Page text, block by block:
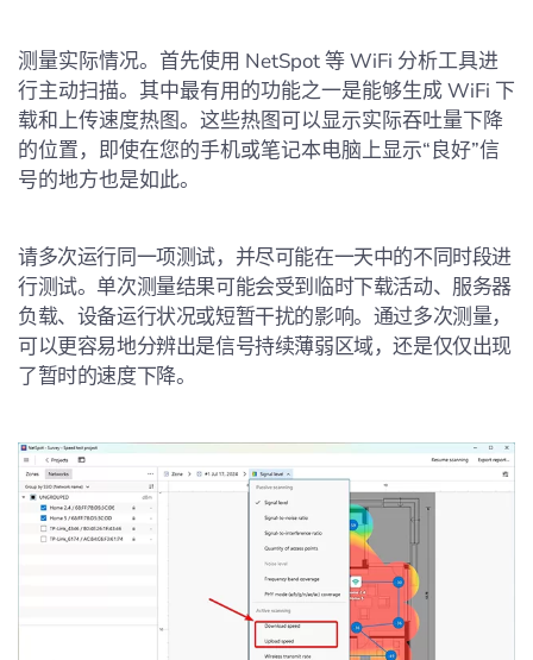
测量实际情况。首先使用 NetSpot 等 WiFi 分析工具进
行主动扫描。其中最有用的功能之一是能够生成 WiFi 下
载和上传速度热图。这些热图可以显示实际吞吐量下降
的位置，即使在您的手机或笔记本电脑上显示“良好”信
号的地方也是如此。
请多次运行同一项测试，并尽可能在一天中的不同时段进
行测试。单次测量结果可能会受到临时下载活动、服务器
负载、设备运行状况或短暂干扰的影响。通过多次测量，
可以更容易地分辨出是信号持续薄弱区域，还是仅仅出现
了暂时的速度下降。